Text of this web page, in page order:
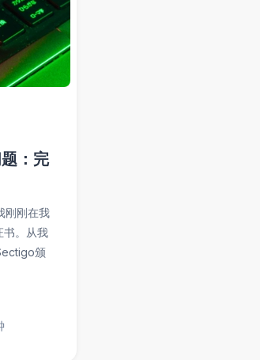
：完
刚刚在我
书。从我
颁